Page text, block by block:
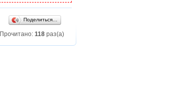
Поделиться…
Прочитано: 118 раз(а)